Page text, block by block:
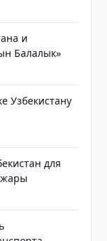
и
Балалык»
Узбекистану
для
жары